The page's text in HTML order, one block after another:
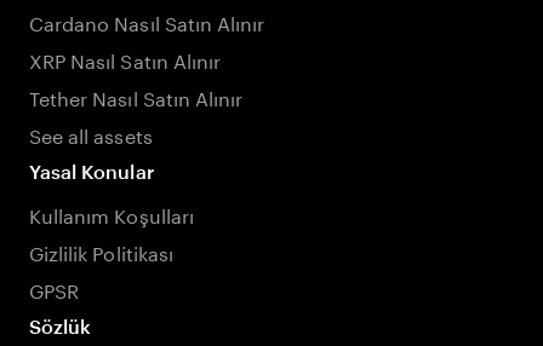
Cardano Nasıl Satın Alınır
XRP Nasıl Satın Alınır
Tether Nasıl Satın Alınır
See all assets
Yasal Konular
Kullanım Koşulları
Gizlilik Politikası
GPSR
Sözlük